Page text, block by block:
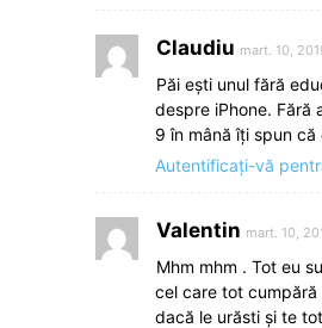
Claudiu mart. 10,
Păi eşti unul fără
despre iPhone. Fără
9 în mână îți spun că
Autentificați-vă
Valentin mart. 10,
Mhm mhm . Tot eu
cel care tot
dacă le urăsti şi te